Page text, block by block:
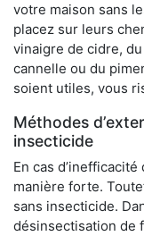
votre maison sans
placez sur leurs
vinaigre de cidre,
cannelle ou du
soient utiles, vous
Méthodes
insecticide
En cas
manière forte.
sans insecticide.
désinsectisation de